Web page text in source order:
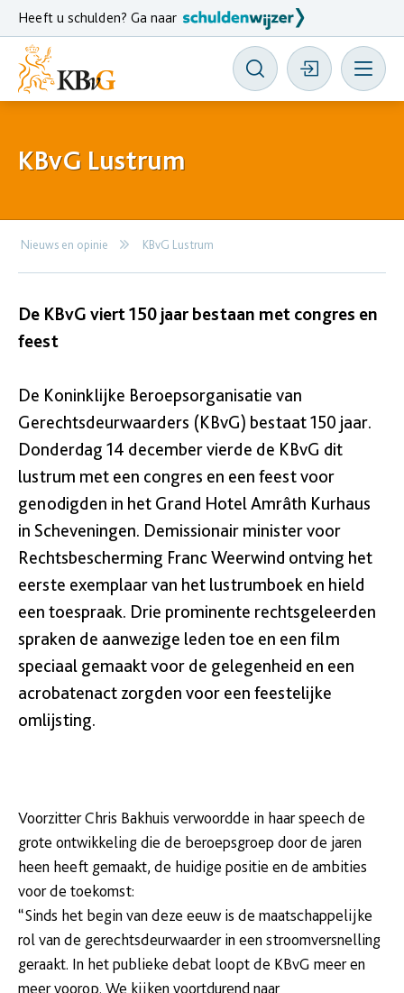
Heeft u schulden? Ga naar
KBvG Lustrum
Nieuws en opinie KBvG Lustrum
De KBvG viert 150 jaar bestaan met congres en
feest
De Koninklijke Beroepsorganisatie van
Gerechtsdeurwaarders (KBvG) bestaat 150 jaar.
Donderdag 14 december vierde de KBvG dit
lustrum met een congres en een feest voor
genodigden in het Grand Hotel Amrâth Kurhaus
in Scheveningen. Demissionair minister voor
Rechtsbescherming Franc Weerwind ontving het
eerste exemplaar van het lustrumboek en hield
een toespraak. Drie prominente rechtsgeleerden
spraken de aanwezige leden toe en een film
speciaal gemaakt voor de gelegenheid en een
acrobatenact zorgden voor een feestelijke
omlijsting.
Voorzitter Chris Bakhuis verwoordde in haar speech de
grote ontwikkeling die de beroepsgroep door de jaren
heen heeft gemaakt, de huidige positie en de ambities
voor de toekomst:
“Sinds het begin van deze eeuw is de maatschappelijke
rol van de gerechtsdeurwaarder in een stroomversnelling
geraakt. In het publieke debat loopt de KBvG meer en
meer voorop. We kijken voortdurend naar